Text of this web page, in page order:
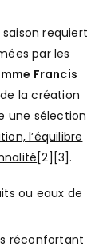
requiert
par les
Francis
la création
une sélection
l’équilibre
[2][3].
ou eaux de
réconfortant